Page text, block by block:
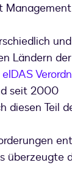
Ländern
eIDAS
seit 2000
diesen Teil
überzeugte